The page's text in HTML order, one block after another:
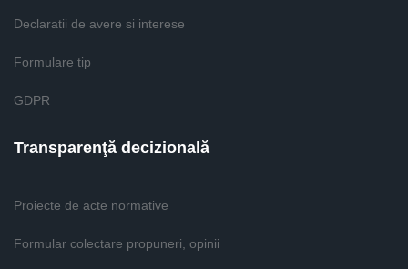
Declaratii de avere si interese
Formulare tip
GDPR
Transparenţă decizională
Proiecte de acte normative
Formular colectare propuneri, opinii